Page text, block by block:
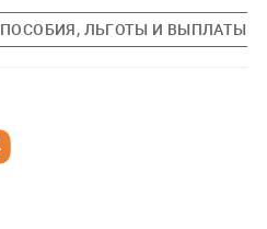
ПОСОБИЯ, ЛЬГОТЫ И ВЫПЛАТЫ